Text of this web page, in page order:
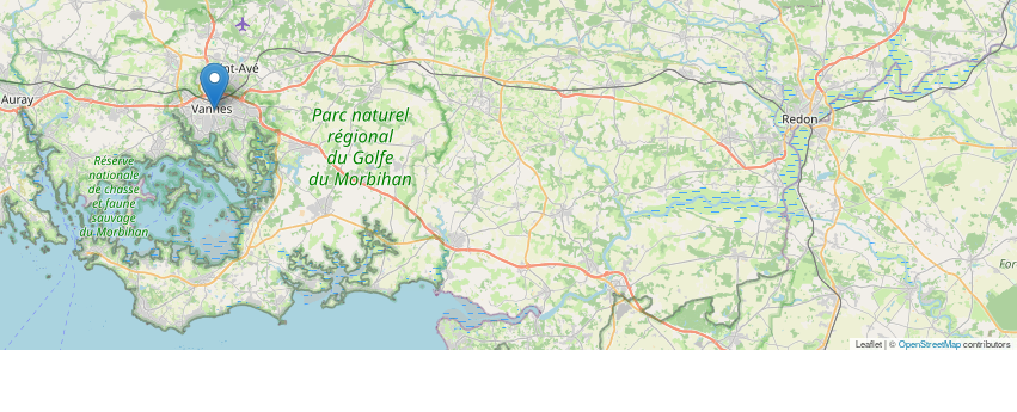
Leaflet | ©OpenStreetMapcontributors